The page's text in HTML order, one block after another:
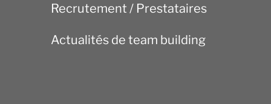
Recrutement / Prestataires
Actualités de team building